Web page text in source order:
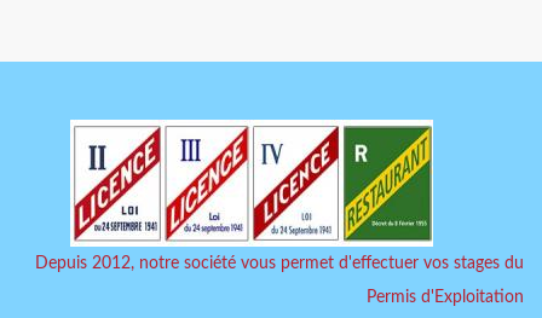
Depuis 2012, notre société vous permet d'effectuer vos stages du
Permis d'Exploitation